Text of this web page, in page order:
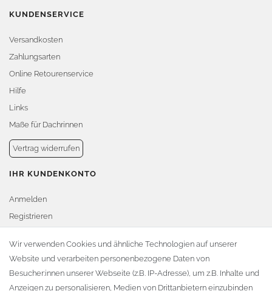
KUNDENSERVICE
Versandkosten
Zahlungsarten
Online Retourenservice
Hilfe
Links
Maße für Dachrinnen
Vertrag widerrufen
IHR KUNDENKONTO
Anmelden
Registrieren
Warenkorb
Zur Kasse
KONTAKT
Wir verwenden Cookies und ähnliche Technologien auf unserer
Website und verarbeiten personenbezogene Daten von
Besucher:innen unserer Webseite (z.B. IP-Adresse), um z.B. Inhalte und
Anzeigen zu personalisieren, Medien von Drittanbietern einzubinden